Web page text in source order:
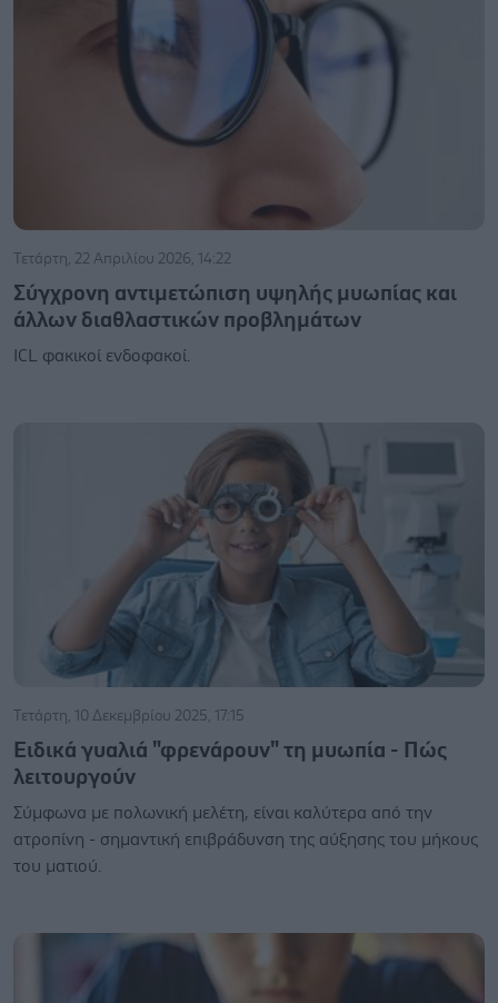
Τετάρτη, 22 Απριλίου 2026, 14:22
Σύγχρονη αντιμετώπιση υψηλής μυωπίας και
άλλων διαθλαστικών προβλημάτων
ICL φακικοί ενδοφακοί.
Τετάρτη, 10 Δεκεμβρίου 2025, 17:15
Ειδικά γυαλιά "φρενάρουν" τη μυωπία - Πώς
λειτουργούν
Σύμφωνα με πολωνική μελέτη, είναι καλύτερα από την
ατροπίνη - σημαντική επιβράδυνση της αύξησης του μήκους
του ματιού.